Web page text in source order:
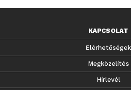
KAPCSOLAT
Elérhetőségek
Megközelítés
Hírlevél